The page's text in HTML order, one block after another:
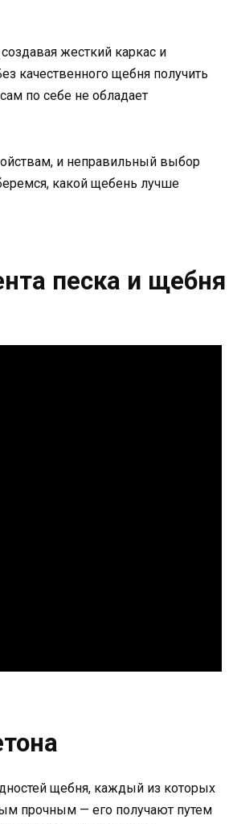
жесткий каркас и
качественного щебня получить
по себе не обладает
и неправильный выбор
какой щебень лучше
песка и щебня
щебня, каждый из которых
прочным — его получают путем